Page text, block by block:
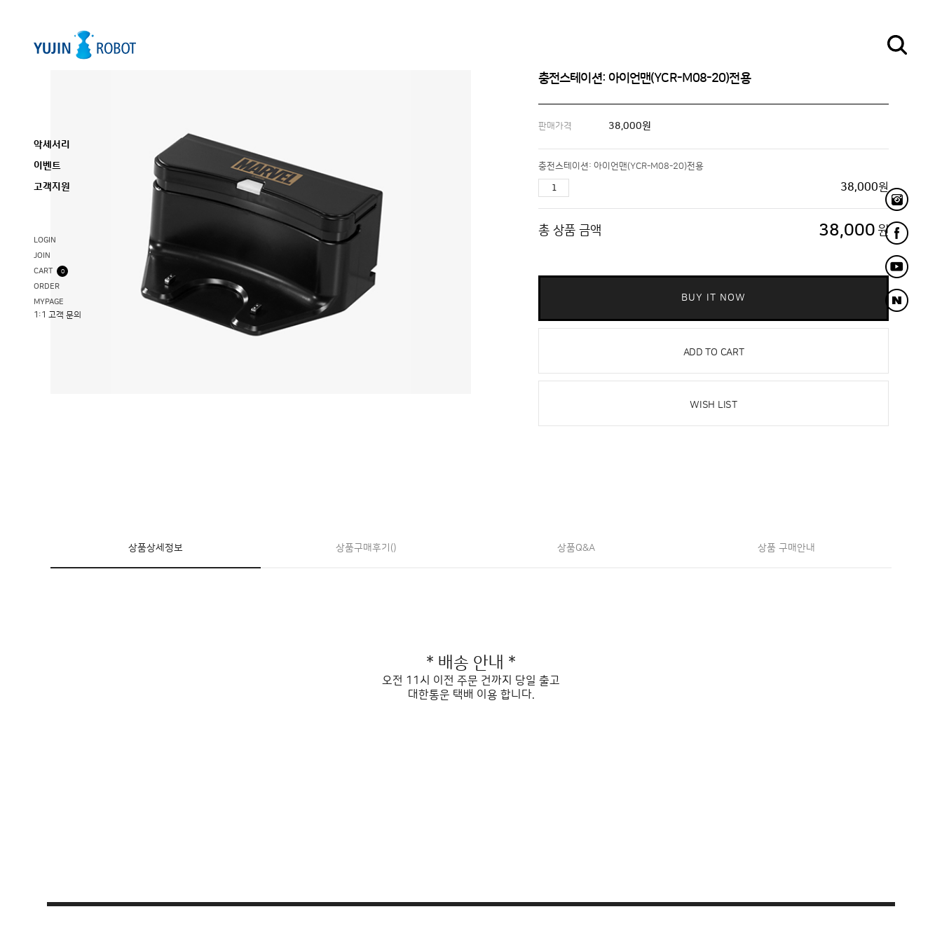
악세서리
이벤트
고객지원
LOGIN
JOIN
CART
0
ORDER
MYPAGE
1:1 고객 문의
충전스테이션: 아이언맨(YCR-M08-20)전용
판매가격 38,000원
충전스테이션: 아이언맨(YCR-M08-20)전용
38,000원
총 상품 금액 38,000 원
BUY IT NOW
ADD TO CART
WISH LIST
상품상세정보 상품구매후기() 상품Q&A 상품 구매안내
* 배송 안내 *
오전 11시 이전 주문 건까지 당일 출고
대한통운 택배 이용 합니다.